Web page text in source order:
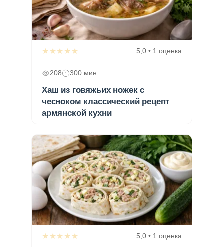
★★★★★ 5,0 • 1 оценка
208 300 мин
Хаш из говяжьих ножек с
чесноком классический рецепт
армянской кухни
★★★★★ 5,0 • 1 оценка